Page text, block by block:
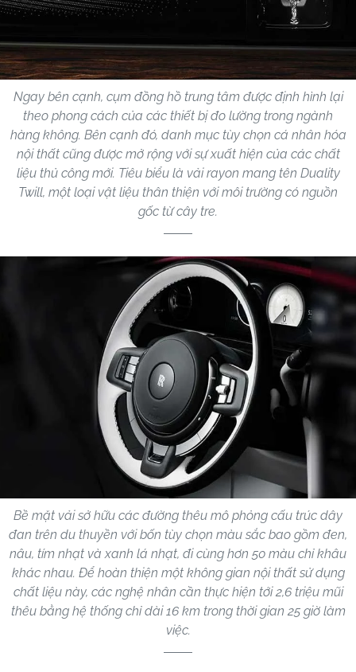
Ngay bên cạnh, cụm đồng hồ trung tâm được định hình lại
theo phong cách của các thiết bị đo lường trong ngành
hàng không. Bên cạnh đó, danh mục tùy chọn cá nhân hóa
nội thất cũng được mở rộng với sự xuất hiện của các chất
liệu thủ công mới. Tiêu biểu là vải rayon mang tên Duality
Twill, một loại vật liệu thân thiện với môi trường có nguồn
gốc từ cây tre.
Bề mặt vải sở hữu các đường thêu mô phỏng cấu trúc dây
đan trên du thuyền với bốn tùy chọn màu sắc bao gồm đen,
nâu, tím nhạt và xanh lá nhạt, đi cùng hơn 50 màu chỉ khâu
khác nhau. Để hoàn thiện một không gian nội thất sử dụng
chất liệu này, các nghệ nhân cần thực hiện tới 2,6 triệu mũi
thêu bằng hệ thống chỉ dài 16 km trong thời gian 25 giờ làm
việc.